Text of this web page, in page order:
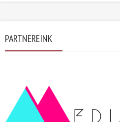
PARTNEREINK